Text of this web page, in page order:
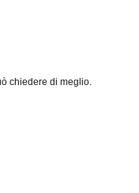
chiedere di meglio.